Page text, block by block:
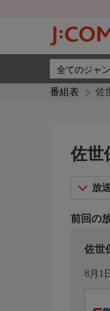
番組表 佐
佐世
放
前回の
佐世
8月1